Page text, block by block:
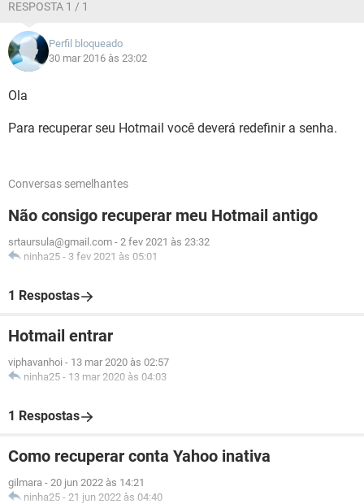
RESPOSTA 1 / 1
Perfil bloqueado
30 mar 2016 às 23:02
Ola
Para recuperar seu Hotmail você deverá redefinir a senha.
Conversas semelhantes
Não consigo recuperar meu Hotmail antigo
srtaursula@gmail.com - 2 fev 2021 às 23:32
ninha25 - 3 fev 2021 às 05:01
1 Respostas
Hotmail entrar
viphavanhoi - 13 mar 2020 às 02:57
ninha25 - 13 mar 2020 às 04:03
1 Respostas
Como recuperar conta Yahoo inativa
gilmara - 20 jun 2022 às 14:21
ninha25 - 21 jun 2022 às 04:40